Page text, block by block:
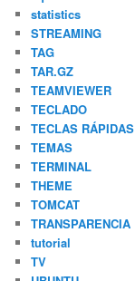
statistics
STREAMING
TAG
TAR.GZ
TEAMVIEWER
TECLADO
TECLAS RÁPIDAS
TEMAS
TERMINAL
THEME
TOMCAT
TRANSPARENCIA
tutorial
TV